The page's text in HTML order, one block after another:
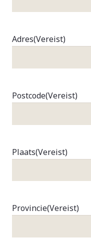
Adres(Vereist)
Postcode(Vereist)
Plaats(Vereist)
Provincie(Vereist)